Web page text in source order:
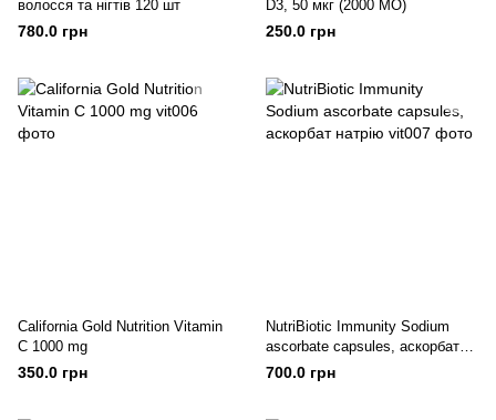
волосся та нігтів 120 шт
780.0 грн
D3, 50 мкг (2000 МО)
250.0 грн
California Gold Nutrition Vitamin
C 1000 mg
350.0 грн
NutriBiotic Immunity Sodium
ascorbate capsules, аскорбат
натрію
700.0 грн